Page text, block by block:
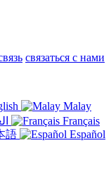
связаться с нами
Malay
Français
語 Español